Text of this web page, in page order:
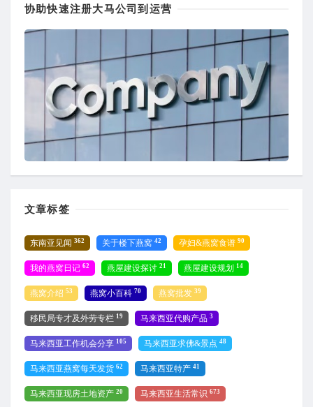
协助快速注册大马公司到运营
文章标签
东南亚见闻 362 关于楼下燕窝 42 孕妇&燕窝食谱 90
我的燕窝日记 62 燕屋建设探讨 21 燕屋建设规划 14
燕窝介绍 53 燕窝小百科 70 燕窝批发 39
移民局专才及外劳专栏 19 马来西亚代购产品 3
马来西亚工作机会分享 105 马来西亚求佛&景点 48
马来西亚燕窝每天发货 62 马来西亚特产 41
马来西亚现房土地资产 20 马来西亚生活常识 673